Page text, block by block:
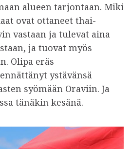
alueen tarjontaan. Miki
ovat ottaneet thai-
vastaan ja tulevat aina
ja tuovat myös
Olipa eräs
ystävänsä
syömään Oraviin. Ja
tänäkin kesänä.